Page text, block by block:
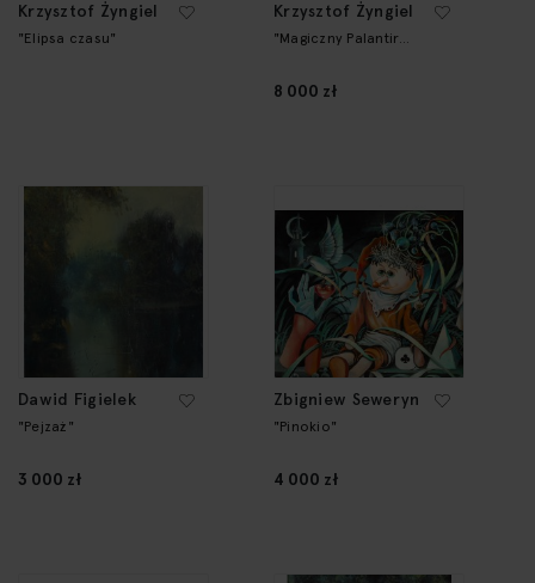
Krzysztof Żyngiel
"Elipsa czasu"
Krzysztof Żyngiel
"Magiczny Palantir
8 000 zł
Dawid Figielek
"Pejzaż"
3 000 zł
Zbigniew Seweryn
"Pinokio"
4 000 zł